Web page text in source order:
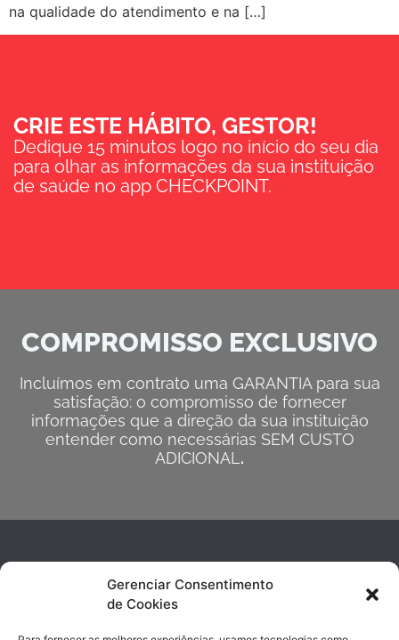
Gerenciar Consentimento
de Cookies
na qualidade do atendimento e na […]
CRIE ESTE HÁBITO, GESTOR!
Dedique 15 minutos logo no início do seu dia
para olhar as informações da sua instituição
de saúde no app CHECKPOINT.
COMPROMISSO EXCLUSIVO
Incluímos em contrato uma GARANTIA para sua
satisfação: o compromisso de fornecer
informações que a direção da sua instituição
entender como necessárias SEM CUSTO
ADICIONAL .